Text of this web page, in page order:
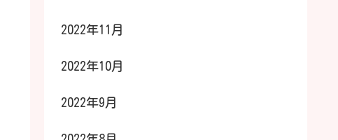
2022年11月
2022年10月
2022年9月